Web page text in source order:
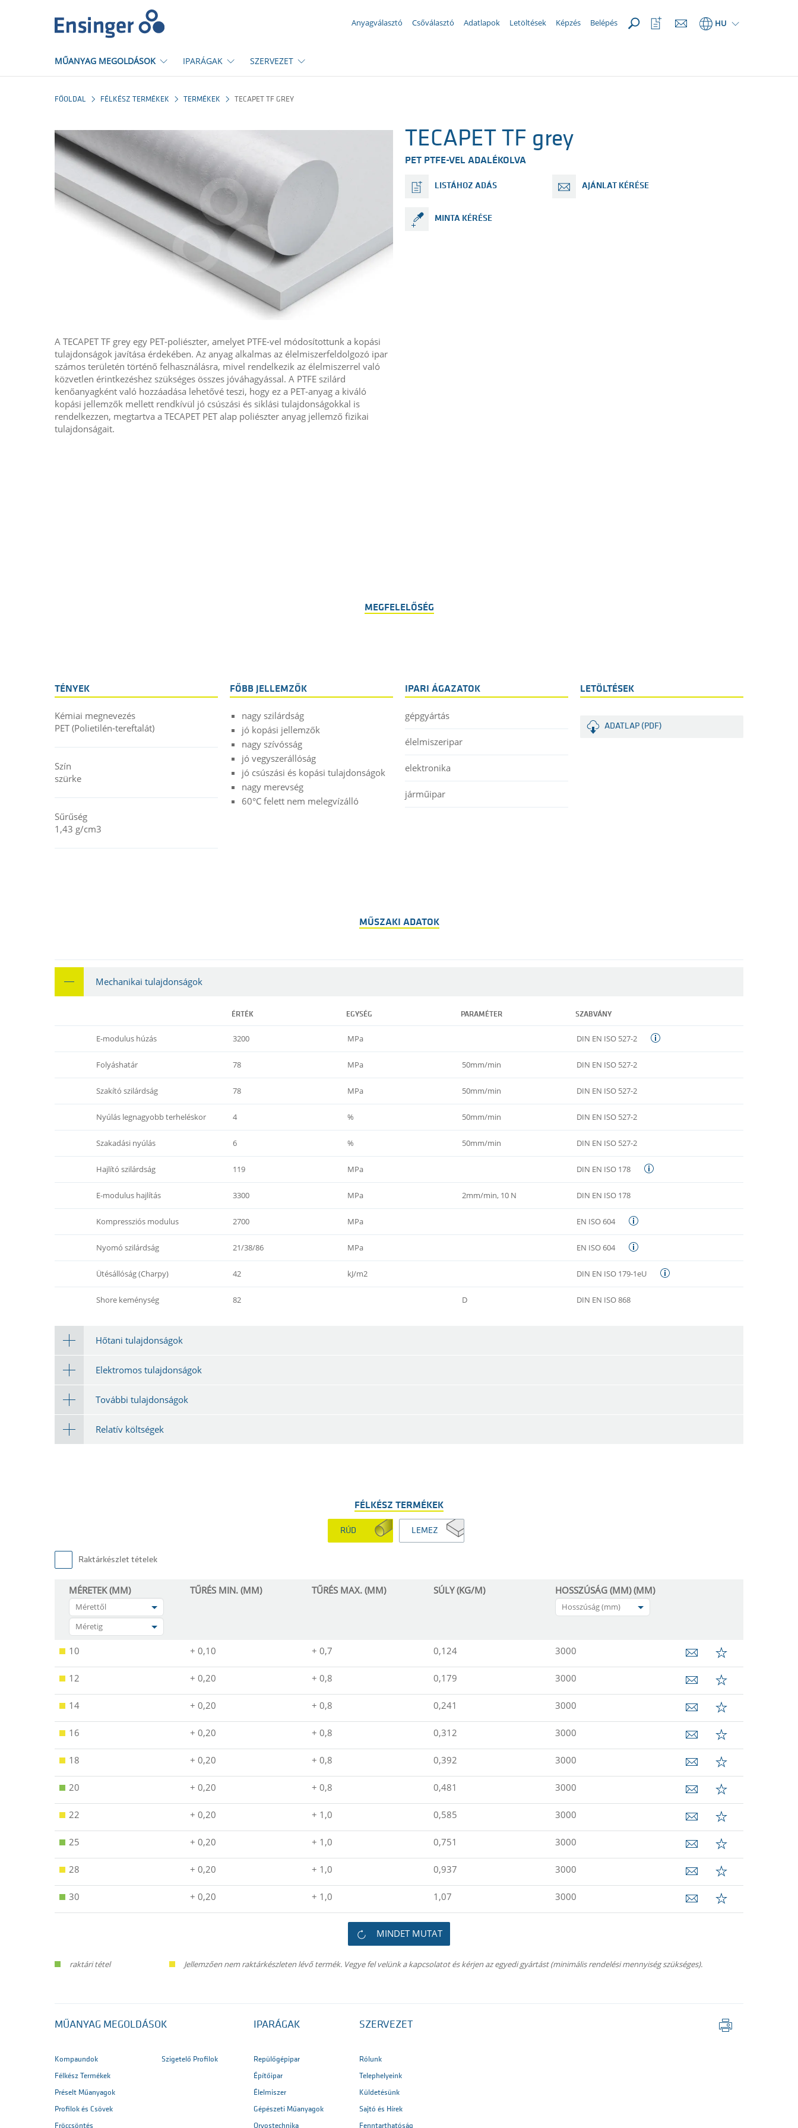
Anyagválasztó Csőválasztó Adatlapok Letöltések Képzés Belépés HU
Kedvencek
megnyitása
MŰANYAG MEGOLDÁSOK IPARÁGAK SZERVEZET
FŐOLDAL FÉLKÉSZ TERMÉKEK TERMÉKEK TECAPET TF GREY
TECAPET TF grey
PET PTFE-VEL ADALÉKOLVA
LISTÁHOZ ADÁS AJÁNLAT KÉRÉSE
MINTA KÉRÉSE
A TECAPET TF grey egy PET-poliészter, amelyet PTFE-vel módosítottunk a kopási
tulajdonságok javítása érdekében. Az anyag alkalmas az élelmiszerfeldolgozó ipar
számos területén történő felhasználásra, mivel rendelkezik az élelmiszerrel való
közvetlen érintkezéshez szükséges összes jóváhagyással. A PTFE szilárd
kenőanyagként való hozzáadása lehetővé teszi, hogy ez a PET-anyag a kiváló
kopási jellemzők mellett rendkívül jó csúszási és siklási tulajdonságokkal is
rendelkezzen, megtartva a TECAPET PET alap poliészter anyag jellemző fizikai
tulajdonságait.
MEGFELELŐSÉG
TÉNYEK
Kémiai megnevezés
PET (Polietilén-tereftalát)
Szín
szürke
Sűrűség
1,43 g/cm3
FŐBB JELLEMZŐK
nagy szilárdság
jó kopási jellemzők
nagy szívósság
jó vegyszerállóság
jó csúszási és kopási tulajdonságok
nagy merevség
60°C felett nem melegvízálló
IPARI ÁGAZATOK
gépgyártás
élelmiszeripar
elektronika
járműipar
LETÖLTÉSEK
ADATLAP (PDF)
MŰSZAKI ADATOK
Mechanikai tulajdonságok
ÉRTÉK EGYSÉG PARAMÉTER SZABVÁNY
E-modulus húzás 3200 MPa DIN EN ISO 527-2
Folyáshatár 78 MPa 50mm/min DIN EN ISO 527-2
Szakító szilárdság 78 MPa 50mm/min DIN EN ISO 527-2
Nyúlás legnagyobb terheléskor 4 % 50mm/min DIN EN ISO 527-2
Szakadási nyúlás 6 % 50mm/min DIN EN ISO 527-2
Hajlító szilárdság 119 MPa DIN EN ISO 178
E-modulus hajlítás 3300 MPa 2mm/min, 10 N DIN EN ISO 178
Kompressziós modulus 2700 MPa EN ISO 604
Nyomó szilárdság 21/38/86 MPa EN ISO 604
Ütésállóság (Charpy) 42 kJ/m2 DIN EN ISO 179-1eU
Shore keménység 82 D DIN EN ISO 868
Hőtani tulajdonságok
Elektromos tulajdonságok
További tulajdonságok
Relatív költségek
FÉLKÉSZ TERMÉKEK
RÚD LEMEZ
Raktárkészlet tételek
MÉRETEK (MM)
Mérettől
Méretig
TŰRÉS MIN. (MM) TŰRÉS MAX. (MM) SÚLY (KG/M) HOSSZÚSÁG (MM) (MM)
Hosszúság (mm)
10 + 0,10 + 0,7 0,124 3000
12 + 0,20 + 0,8 0,179 3000
14 + 0,20 + 0,8 0,241 3000
16 + 0,20 + 0,8 0,312 3000
18 + 0,20 + 0,8 0,392 3000
20 + 0,20 + 0,8 0,481 3000
22 + 0,20 + 1,0 0,585 3000
25 + 0,20 + 1,0 0,751 3000
28 + 0,20 + 1,0 0,937 3000
30 + 0,20 + 1,0 1,07 3000
MINDET MUTAT
raktári tétel Jellemzően nem raktárkészleten lévő termék. Vegye fel velünk a kapcsolatot és kérjen az egyedi gyártást (minimális rendelési mennyiség szükséges).
MŰANYAG MEGOLDÁSOK
Kompaundok
Félkész Termékek
Préselt Műanyagok
Profilok és Csövek
Fröccsöntés
Szigetelő Profilok
IPARÁGAK
Repülőgépipar
Építőipar
Élelmiszer
Gépészeti Műanyagok
Orvostechnika
SZERVEZET
Rólunk
Telephelyeink
Küldetésünk
Sajtó és Hírek
Fenntarthatóság